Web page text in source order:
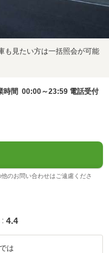
も見たい方は一括照会が可能
時間 00:00～23:59 電話受付
のお問い合わせはご遠慮くださ
: 4.4
は